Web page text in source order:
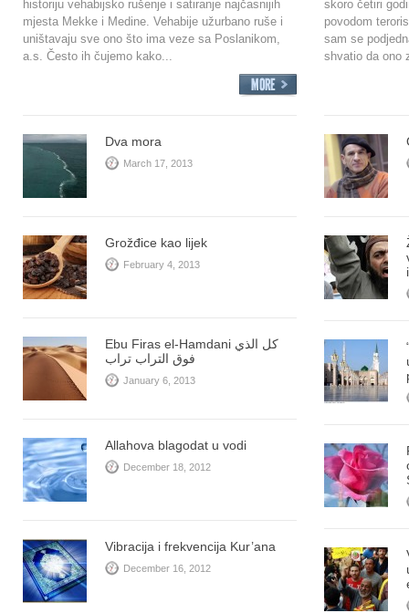
historiju vehabijsko rušenje i satiranje najčasnijih
mjesta Mekke i Medine. Vehabije užurbano ruše i
uništavaju sve ono što ima veze sa Poslanikom,
a.s. Često ih čujemo kako...
Dva mora
March 17, 2013
Grožđice kao lijek
February 4, 2013
Ebu Firas el-Hamdani كل الذي
فوق التراب تراب
January 6, 2013
Allahova blagodat u vodi
December 18, 2012
Vibracija i frekvencija Kur’ana
December 16, 2012
skoro četiri
povodom
sam se
shvatio da ono